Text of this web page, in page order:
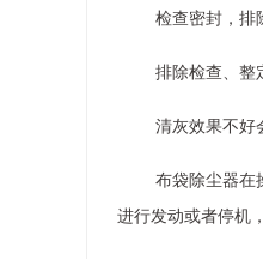
检查密封，排
排除检查、整
清灰效果不好
布袋除尘器在
进行发动或者停机